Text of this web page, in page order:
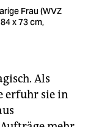
Frau (WVZ
x 73 cm,
Als
erfuhr sie in